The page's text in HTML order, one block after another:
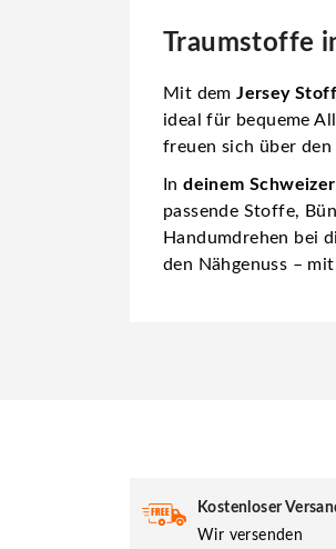
Traumstoffe
Mit demJersey
ideal für bequeme
freuen sich über den
Indeinem
passende Stoffe,
Handumdrehen bei
den Nähgenuss –
Kostenloser
Wir versenden